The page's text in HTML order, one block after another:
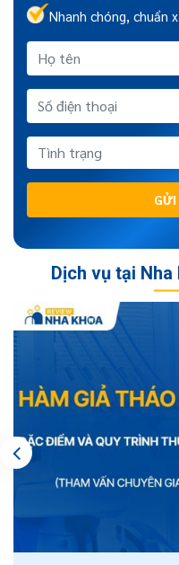
Nhanh chóng, chuẩn
Dịch vụ tại